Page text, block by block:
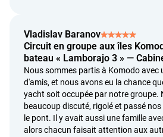
pour moi.
avons passé une journée
C'était un vrai bonheur de ne pas
temps ensemble, mais de créer
propres mains. Si vous cherchez une
faire à deux ou un cadeau vraiment
personne que vous aimez, c'est tout
idéal.
Vladislav Baranov
Circuit en groupe aux îles
bateau « Lamborajo 3 » —
Nous sommes partis à Komodo avec
d'amis, et nous avons eu la chance
yacht soit occupée par notre groupe.
beaucoup discuté, rigolé et passé
le pont. Il y avait aussi une famille
alors chacun faisait attention aux